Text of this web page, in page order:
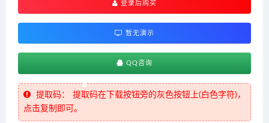
登录后购买
暂无演示
QQ咨询
提取码：
提取码在下载按钮旁的灰色按钮上(白色字符)，
点击复制即可。